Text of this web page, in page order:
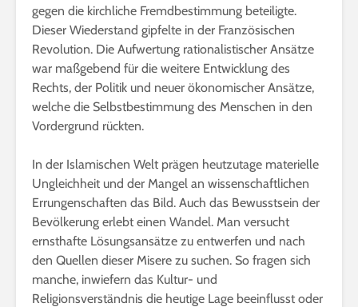
gegen die kirchliche Fremdbestimmung beteiligte.
Dieser Wiederstand gipfelte in der Französischen
Revolution. Die Aufwertung rationalistischer Ansätze
war maßgebend für die weitere Entwicklung des
Rechts, der Politik und neuer ökonomischer Ansätze,
welche die Selbstbestimmung des Menschen in den
Vordergrund rückten.
In der Islamischen Welt prägen heutzutage materielle
Ungleichheit und der Mangel an wissenschaftlichen
Errungenschaften das Bild. Auch das Bewusstsein der
Bevölkerung erlebt einen Wandel. Man versucht
ernsthafte Lösungsansätze zu entwerfen und nach
den Quellen dieser Misere zu suchen. So fragen sich
manche, inwiefern das Kultur- und
Religionsverständnis die heutige Lage beeinflusst oder